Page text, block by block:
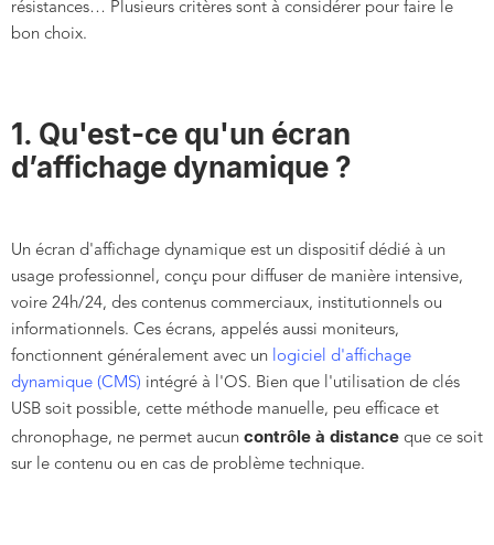
résistances… Plusieurs critères sont à considérer pour faire le
bon choix.
1. Qu'est-ce qu'un écran
d’affichage dynamique ?
Un écran d'affichage dynamique est un dispositif dédié à un
usage professionnel, conçu pour diffuser de manière intensive,
voire 24h/24, des contenus commerciaux, institutionnels ou
informationnels. Ces écrans, appelés aussi moniteurs,
fonctionnent généralement avec un logiciel d'affichage
dynamique (CMS) intégré à l'OS. Bien que l'utilisation de clés
USB soit possible, cette méthode manuelle, peu efficace et
chronophage, ne permet aucun contrôle à distance que ce soit
sur le contenu ou en cas de problème technique.